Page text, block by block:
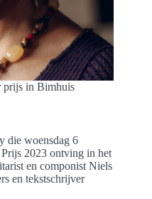
prijs in Bimhuis
die woensdag 6
2023 ontving in het
en componist Niels
en tekstschrijver